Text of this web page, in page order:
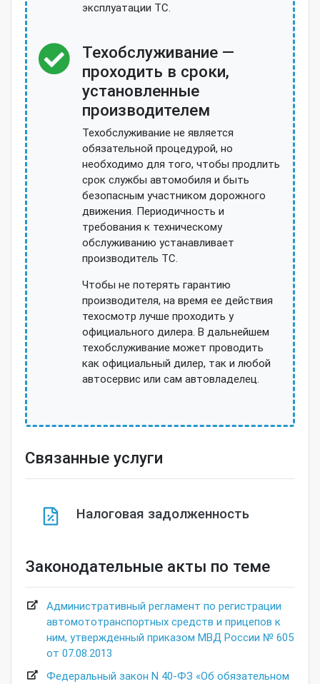
эксплуатации ТС.
Техобслуживание —
проходить в сроки,
установленные
производителем
Техобслуживание не является
обязательной процедурой, но
необходимо для того, чтобы продлить
срок службы автомобиля и быть
безопасным участником дорожного
движения. Периодичность и
требования к техническому
обслуживанию устанавливает
производитель ТС.
Чтобы не потерять гарантию
производителя, на время ее действия
техосмотр лучше проходить у
официального дилера. В дальнейшем
техобслуживание может проводить
как официальный дилер, так и любой
автосервис или сам автовладелец.
Связанные услуги
Налоговая задолженность
Законодательные акты по теме
Административный регламент по регистрации
автомототранспортных средств и прицепов к
ним, утвержденный приказом МВД России № 605
от 07.08.2013
Федеральный закон N 40-ФЗ «Об обязательном